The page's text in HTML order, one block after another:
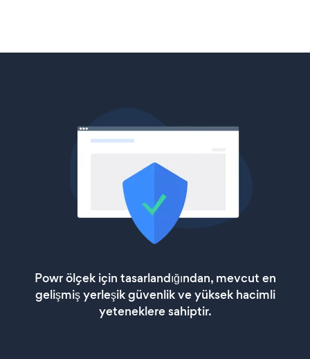
Powr ölçek için tasarlandığından, mevcut en
gelişmiş yerleşik güvenlik ve yüksek hacimli
yeteneklere sahiptir.